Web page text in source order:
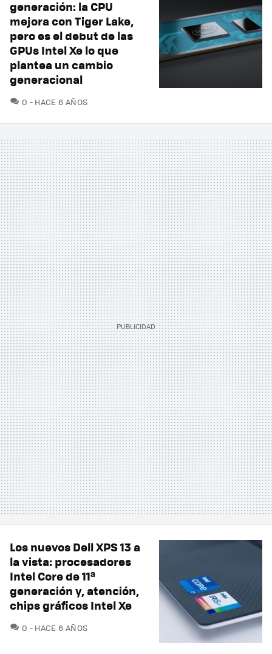
generación: la CPU
mejora con Tiger Lake,
pero es el debut de las
GPUs Intel Xe lo que
plantea un cambio
generacional
0 COMENTARIOS
HACE 6 AÑOS
Los nuevos Dell XPS 13 a
la vista: procesadores
Intel Core de 11ª
generación y, atención,
chips gráficos Intel Xe
0 COMENTARIOS
HACE 6 AÑOS